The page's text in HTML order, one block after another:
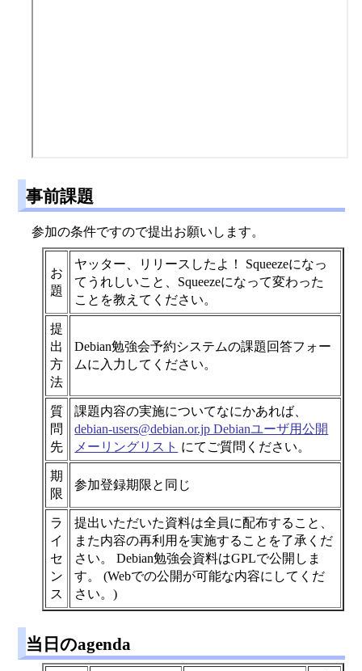
事前課題
参加の条件ですので提出お願いします。
お
題
ヤッター、リリースしたよ！ Squeezeになっ
てうれしいこと、Squeezeになって変わった
ことを教えてください。
提
出
方
法
Debian勉強会予約システムの課題回答フォー
ムに入力してください。
質
問
先
課題内容の実施についてなにかあれば、
debian-users@debian.or.jp Debianユーザ用公開
メーリングリスト にてご質問ください。
期
限
参加登録期限と同じ
ラ
イ
セ
ン
ス
提出いただいた資料は全員に配布すること、
また内容の再利用を実施することを了承くだ
さい。 Debian勉強会資料はGPLで公開しま
す。 (Webでの公開が可能な内容にしてくだ
さい。)
当日のagenda